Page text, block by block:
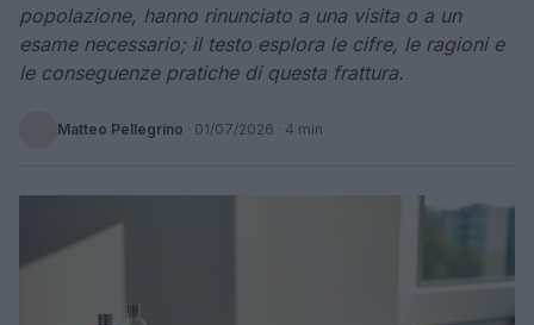
popolazione, hanno rinunciato a una visita o a un
esame necessario; il testo esplora le cifre, le ragioni e
le conseguenze pratiche di questa frattura.
Matteo Pellegrino · 01/07/2026 · 4 min